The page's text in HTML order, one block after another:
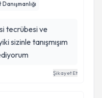
tecrübesi ve
sizinle tanışmışım
Şikayet Et